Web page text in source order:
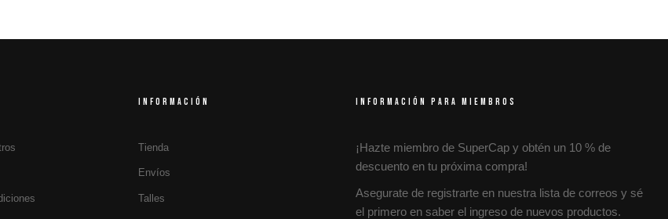
INFORMACIÓN
Tienda
Envíos
Talles
INFORMACIÓN PARA MIEMBROS
¡Hazte miembro de SuperCap y obtén un 10 % de
descuento en tu próxima compra!
Asegurate de registrarte en nuestra lista de correos y sé
el primero en saber el ingreso de nuevos productos.